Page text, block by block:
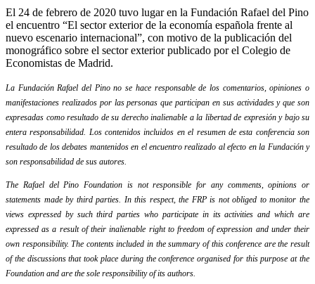
El 24 de febrero de 2020 tuvo lugar en la Fundación Rafael del Pino
el encuentro “El sector exterior de la economía española frente al
nuevo escenario internacional”, con motivo de la publicación del
monográfico sobre el sector exterior publicado por el Colegio de
Economistas de Madrid.
La Fundación Rafael del Pino no se hace responsable de los comentarios, opiniones o
manifestaciones realizados por las personas que participan en sus actividades y que son
expresadas como resultado de su derecho inalienable a la libertad de expresión y bajo su
entera responsabilidad. Los contenidos incluidos en el resumen de esta conferencia son
resultado de los debates mantenidos en el encuentro realizado al efecto en la Fundación y
son responsabilidad de sus autores.
The Rafael del Pino Foundation is not responsible for any comments, opinions or
statements made by third parties. In this respect, the FRP is not obliged to monitor the
views expressed by such third parties who participate in its activities and which are
expressed as a result of their inalienable right to freedom of expression and under their
own responsibility. The contents included in the summary of this conference are the result
of the discussions that took place during the conference organised for this purpose at the
Foundation and are the sole responsibility of its authors.